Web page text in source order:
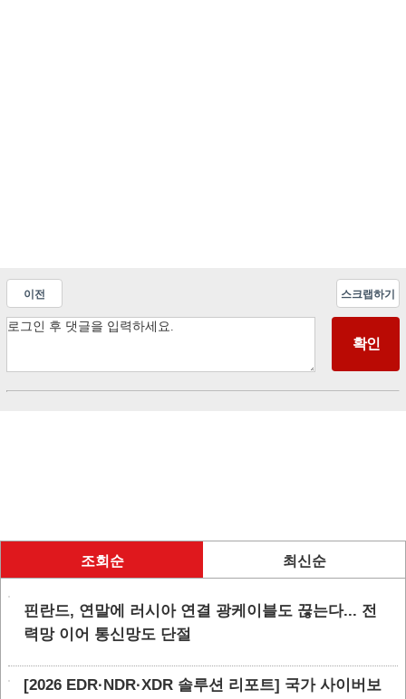
이전 스크랩하기
조회순 최신순
핀란드, 연말에 러시아 연결 광케이블도 끊는다... 전
력망 이어 통신망도 단절
[2026 EDR·NDR·XDR 솔루션 리포트] 국가 사이버보